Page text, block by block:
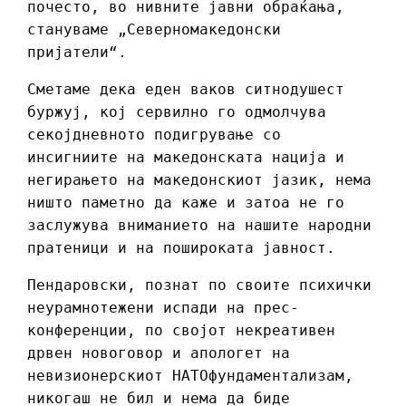
почесто, во нивните јавни обраќања,
стануваме „Северномакедонски
пријатели“.
Сметаме дека еден ваков ситнодушест
буржуј, кој сервилно го одмолчува
секојдневното подигрување со
инсигниите на македонската нација и
негирањето на македонскиот јазик, нема
ништо паметно да каже и затоа не го
заслужува вниманието на нашите народни
пратеници и на пошироката јавност.
Пендаровски, познат по своите психички
неурамнотежени испади на прес-
конференции, по својот некреативен
дрвен новоговор и апологет на
невизионерскиот НАТОфундаментализам,
никогаш не бил и нема да биде